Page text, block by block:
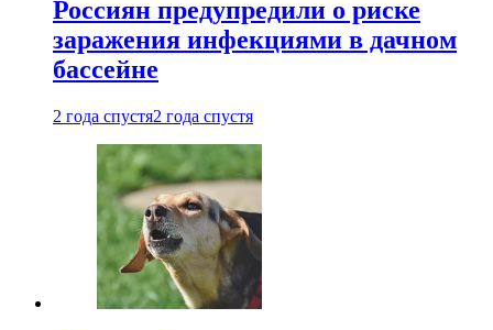
Россиян предупредили о риске
заражения инфекциями в дачном
бассейне
2 года спустя2 года спустя